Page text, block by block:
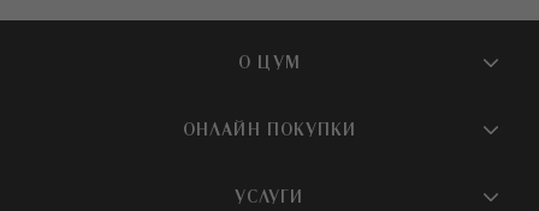
О ЦУМ
О магазине
Бутики и ПВЗ ЦУМ
ОНЛАЙН ПОКУПКИ
УСЛУГИ